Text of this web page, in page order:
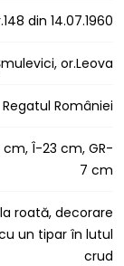
din 14.07.1960
or.Leova
Regatul României
Î-23 cm, GR-
7 cm
roată, decorare
un tipar în lutul
crud